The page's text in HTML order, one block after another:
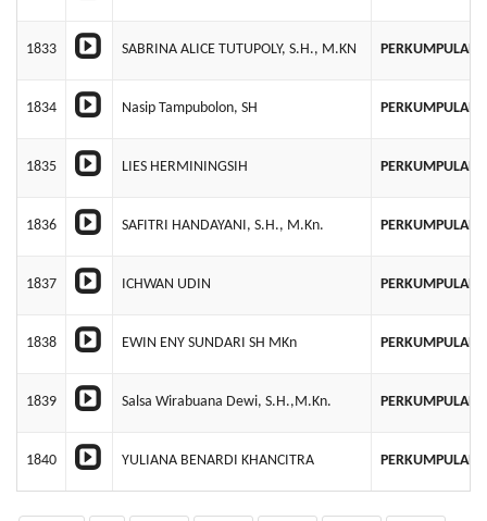
1833 SABRINA ALICE TUTUPOLY, S.H., M.KN PERKUMPULAN
1834 Nasip Tampubolon, SH PERKUMPULAN
1835 LIES HERMININGSIH PERKUMPULAN
1836 SAFITRI HANDAYANI, S.H., M.Kn. PERKUMPULAN
1837 ICHWAN UDIN PERKUMPULAN
1838 EWIN ENY SUNDARI SH MKn PERKUMPULAN
1839 Salsa Wirabuana Dewi, S.H.,M.Kn. PERKUMPULAN
1840 YULIANA BENARDI KHANCITRA PERKUMPULAN